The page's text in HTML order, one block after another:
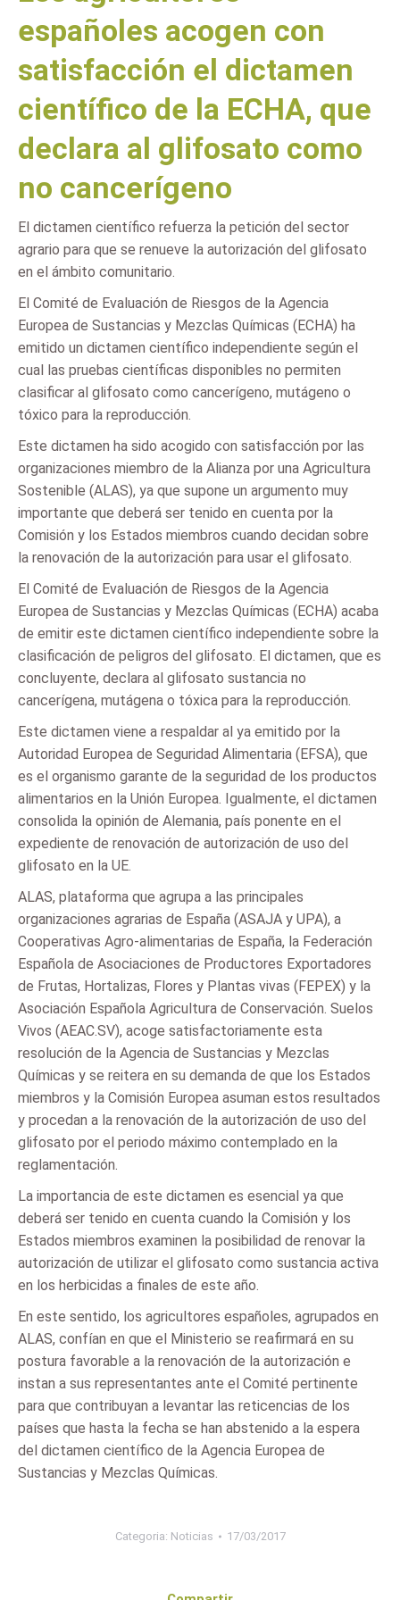
españoles acogen con
satisfacción el dictamen
científico de la ECHA, que
declara al glifosato como
no cancerígeno
El dictamen científico refuerza la petición del sector
agrario para que se renueve la autorización del glifosato
en el ámbito comunitario.
El Comité de Evaluación de Riesgos de la Agencia
Europea de Sustancias y Mezclas Químicas (ECHA) ha
emitido un dictamen científico independiente según el
cual las pruebas científicas disponibles no permiten
clasificar al glifosato como cancerígeno, mutágeno o
tóxico para la reproducción.
Este dictamen ha sido acogido con satisfacción por las
organizaciones miembro de la Alianza por una Agricultura
Sostenible (ALAS), ya que supone un argumento muy
importante que deberá ser tenido en cuenta por la
Comisión y los Estados miembros cuando decidan sobre
la renovación de la autorización para usar el glifosato.
El Comité de Evaluación de Riesgos de la Agencia
Europea de Sustancias y Mezclas Químicas (ECHA) acaba
de emitir este dictamen científico independiente sobre la
clasificación de peligros del glifosato. El dictamen, que es
concluyente, declara al glifosato sustancia no
cancerígena, mutágena o tóxica para la reproducción.
Este dictamen viene a respaldar al ya emitido por la
Autoridad Europea de Seguridad Alimentaria (EFSA), que
es el organismo garante de la seguridad de los productos
alimentarios en la Unión Europea. Igualmente, el dictamen
consolida la opinión de Alemania, país ponente en el
expediente de renovación de autorización de uso del
glifosato en la UE.
ALAS, plataforma que agrupa a las principales
organizaciones agrarias de España (ASAJA y UPA), a
Cooperativas Agro-alimentarias de España, la Federación
Española de Asociaciones de Productores Exportadores
de Frutas, Hortalizas, Flores y Plantas vivas (FEPEX) y la
Asociación Española Agricultura de Conservación. Suelos
Vivos (AEAC.SV), acoge satisfactoriamente esta
resolución de la Agencia de Sustancias y Mezclas
Químicas y se reitera en su demanda de que los Estados
miembros y la Comisión Europea asuman estos resultados
y procedan a la renovación de la autorización de uso del
glifosato por el periodo máximo contemplado en la
reglamentación.
La importancia de este dictamen es esencial ya que
deberá ser tenido en cuenta cuando la Comisión y los
Estados miembros examinen la posibilidad de renovar la
autorización de utilizar el glifosato como sustancia activa
en los herbicidas a finales de este año.
En este sentido, los agricultores españoles, agrupados en
ALAS, confían en que el Ministerio se reafirmará en su
postura favorable a la renovación de la autorización e
instan a sus representantes ante el Comité pertinente
para que contribuyan a levantar las reticencias de los
países que hasta la fecha se han abstenido a la espera
del dictamen científico de la Agencia Europea de
Sustancias y Mezclas Químicas.
Categoria: Noticias 17/03/2017